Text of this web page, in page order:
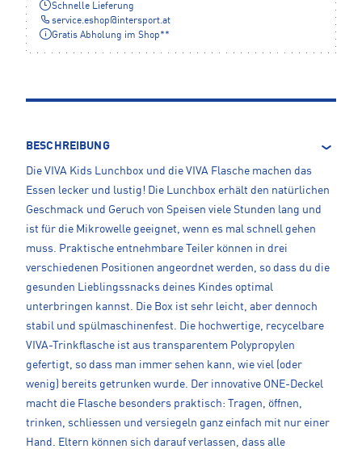
Schnelle Lieferung
service.eshop@intersport.at
Gratis Abholung im Shop**
BESCHREIBUNG
Die VIVA Kids Lunchbox und die VIVA Flasche machen das
Essen lecker und lustig! Die Lunchbox erhält den natürlichen
Geschmack und Geruch von Speisen viele Stunden lang und
ist für die Mikrowelle geeignet, wenn es mal schnell gehen
muss. Praktische entnehmbare Teiler können in drei
verschiedenen Positionen angeordnet werden, so dass du die
gesunden Lieblingssnacks deines Kindes optimal
unterbringen kannst. Die Box ist sehr leicht, aber dennoch
stabil und spülmaschinenfest. Die hochwertige, recycelbare
VIVA-Trinkflasche ist aus transparentem Polypropylen
gefertigt, so dass man immer sehen kann, wie viel (oder
wenig) bereits getrunken wurde. Der innovative ONE-Deckel
macht die Flasche besonders praktisch: Tragen, öffnen,
trinken, schliessen und versiegeln ganz einfach mit nur einer
Hand. Eltern können sich darauf verlassen, dass alle